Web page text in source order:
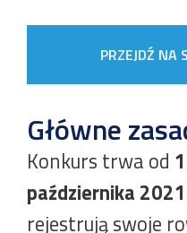
PRZEJDŹ NA
Główne
Konkurs trwa od
października
rejestrują swoje